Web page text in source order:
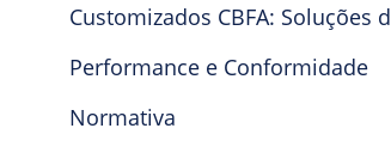
Customizados CBFA: Soluções
Performance e Conformidade
Normativa